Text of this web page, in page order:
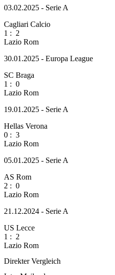
03.02.2025 - Serie A
Cagliari Calcio
1 : 2
Lazio Rom
30.01.2025 - Europa League
SC Braga
1 : 0
Lazio Rom
19.01.2025 - Serie A
Hellas Verona
0 : 3
Lazio Rom
05.01.2025 - Serie A
AS Rom
2 : 0
Lazio Rom
21.12.2024 - Serie A
US Lecce
1 : 2
Lazio Rom
Direkter Vergleich